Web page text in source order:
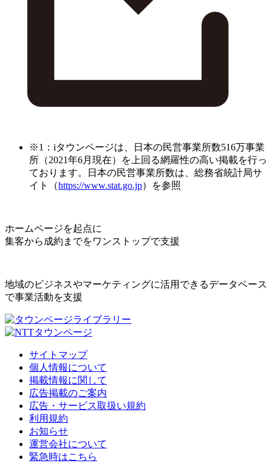
※1：iタウンページは、日本の民営事業所数516万事業
所（2021年6月現在）を上回る網羅性の高い掲載を行っ
ております。日本の民営事業所数は、総務省統計局サ
イト（https://www.stat.go.jp）を参照
ホームページを起点に
集客から成約までをワンストップで支援
地域のビジネスやマーケティングに活用できるデータベース
で事業活動を支援
サイトマップ
個人情報について
掲載情報に関して
広告掲載のご案内
広告・サービス取扱い規約
利用規約
お知らせ
運営会社について
緊急時はこちら